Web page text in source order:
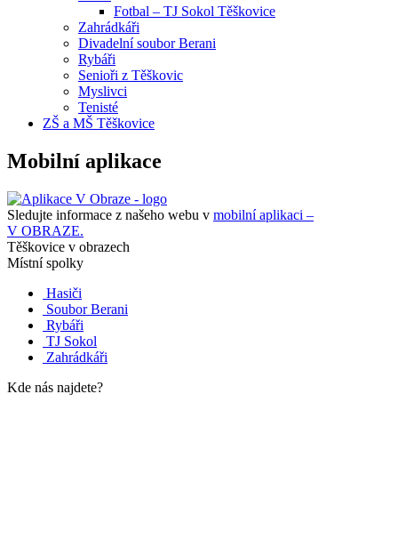
Fotbal – TJ Sokol Těškovice
Zahrádkáři
Divadelní soubor Berani
Rybáři
Senioři z Těškovic
Myslivci
Tenisté
ZŠ a MŠ Těškovice
Mobilní aplikace
Sledujte informace z našeho webu v mobilní aplikaci –
V OBRAZE.
Těškovice v obrazech
Místní spolky
Hasiči
Soubor Berani
Rybáři
TJ Sokol
Zahrádkáři
Kde nás najdete?